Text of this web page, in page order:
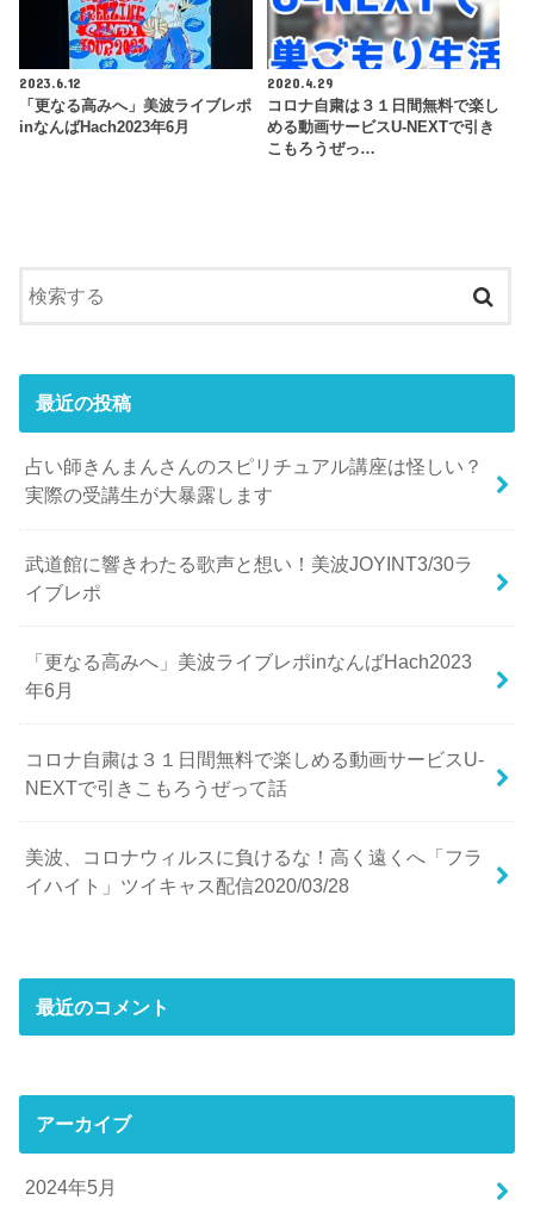
2023.6.12
「更なる高みへ」美波ライブレポ
inなんばHach2023年6月
2020.4.29
コロナ自粛は３１日間無料で楽し
める動画サービスU-NEXTで引き
こもろうぜっ…
最近の投稿
占い師きんまんさんのスピリチュアル講座は怪しい？
実際の受講生が大暴露します
武道館に響きわたる歌声と想い！美波JOYINT3/30ラ
イブレポ
「更なる高みへ」美波ライブレポinなんばHach2023
年6月
コロナ自粛は３１日間無料で楽しめる動画サービスU-
NEXTで引きこもろうぜって話
美波、コロナウィルスに負けるな！高く遠くへ「フラ
イハイト」ツイキャス配信2020/03/28
最近のコメント
アーカイブ
2024年5月